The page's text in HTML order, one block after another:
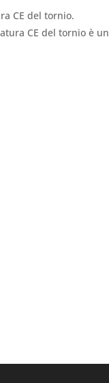
CE del tornio.
CE del tornio è un